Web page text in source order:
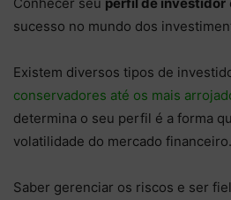
sucesso no mundo dos
Existem diversos tipos de
conservadores até os mais
determina o seu perfil é a forma
volatilidade do mercado financeiro.
Saber gerenciar os riscos e ser